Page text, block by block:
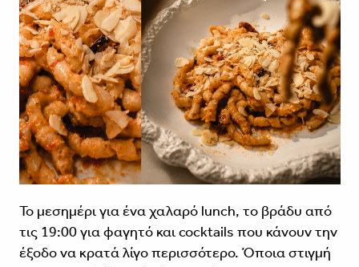
Το μεσημέρι για ένα χαλαρό lunch, το βράδυ από
τις 19:00 για φαγητό και cocktails που κάνουν την
έξοδο να κρατά λίγο περισσότερο. Όποια στιγμή